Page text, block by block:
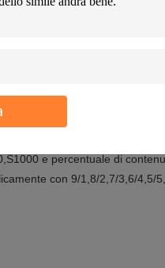
g/cm3
g/cm3
densità:00,001 g/cm3
di densità:00,001 g/
22k, 23k, 24k e contenuto
e
e percentuale di
con 9/1,8/2,7/3,6/4,5/